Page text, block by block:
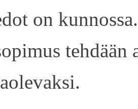
on kunnossa.
tehdään